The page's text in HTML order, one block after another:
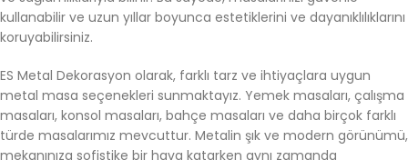
kullanabilir ve uzun yıllar boyunca estetiklerini ve dayanıklılıklarını
koruyabilirsiniz.
ES Metal Dekorasyon olarak, farklı tarz ve ihtiyaçlara uygun
metal masa seçenekleri sunmaktayız. Yemek masaları, çalışma
masaları, konsol masaları, bahçe masaları ve daha birçok farklı
türde masalarımız mevcuttur. Metalin şık ve modern görünümü,
mekanınıza sofistike bir hava katarken aynı zamanda